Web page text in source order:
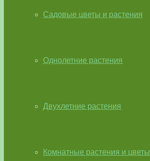
Садовые цветы и растения
Однолетние растения
Двухлетние растения
Комнатные растения и цветы